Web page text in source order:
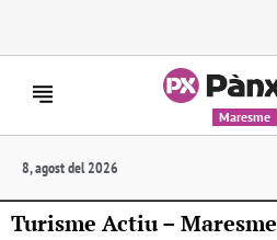
Maresme
8, agost del 2026
Turisme Actiu – Maresme